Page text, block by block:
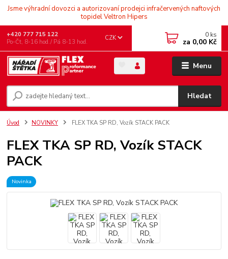
Jsme výhradní dovozci a autorizovaní prodejci infračervených naftových
topidel Veltron Hipers
Menu
CZK
Hledat
+420 777 715 122
Po-Čt, 8-16 hod./ Pá 8-13 hod.
0 ks
za 0,00 Kč
Úvod NOVINKY FLEX TKA SP RD, Vozík STACK PACK
FLEX TKA SP RD, Vozík STACK
PACK
Novinka